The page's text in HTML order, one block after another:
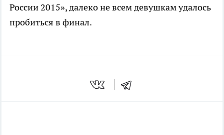
России 2015», далеко не всем девушкам удалось
пробиться в финал.